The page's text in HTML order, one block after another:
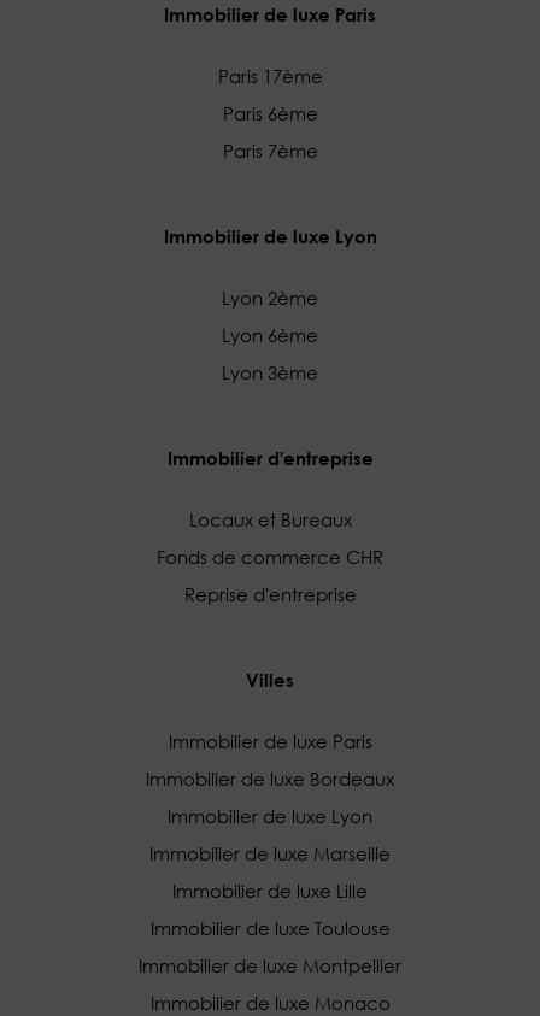
Immobilier de luxe Paris
Paris 17ème
Paris 6ème
Paris 7ème
Immobilier de luxe Lyon
Lyon 2ème
Lyon 6ème
Lyon 3ème
Immobilier d'entreprise
Locaux et Bureaux
Fonds de commerce CHR
Reprise d'entreprise
Villes
Immobilier de luxe Paris
Immobilier de luxe Bordeaux
Immobilier de luxe Lyon
Immobilier de luxe Marseille
Immobilier de luxe Lille
Immobilier de luxe Toulouse
Immobilier de luxe Montpellier
Immobilier de luxe Monaco